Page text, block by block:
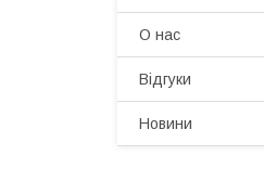
О нас
Відгуки
Новини